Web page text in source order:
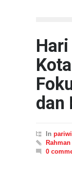
dan
In
Rahman
0